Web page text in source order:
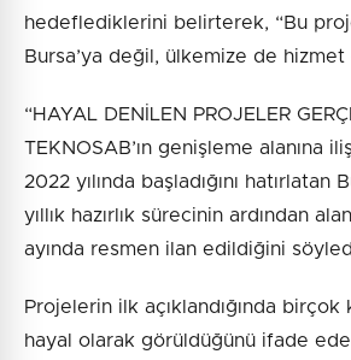
hedeflediklerini belirterek, “Bu
Bursa’ya değil, ülkemize de
“HAYAL DENİLEN PROJELER
TEKNOSAB’ın genişleme alanına
2022 yılında başladığını hatırlatan
yıllık hazırlık sürecinin ardından
ayında resmen ilan edildiğini
Projelerin ilk açıklandığında birçok
hayal olarak görüldüğünü ifade